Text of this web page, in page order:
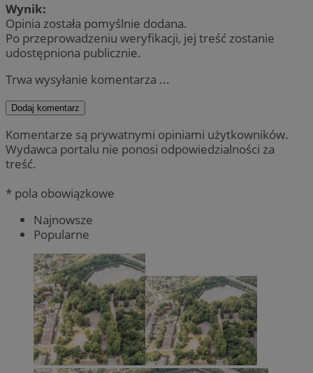
Wynik:
Opinia została pomyślnie dodana.
Po przeprowadzeniu weryfikacji, jej treść zostanie
udostępniona publicznie.
Trwa wysyłanie komentarza ...
Dodaj komentarz
Komentarze są prywatnymi opiniami użytkowników.
Wydawca portalu nie ponosi odpowiedzialności za
treść.
* pola obowiązkowe
Najnowsze
Popularne